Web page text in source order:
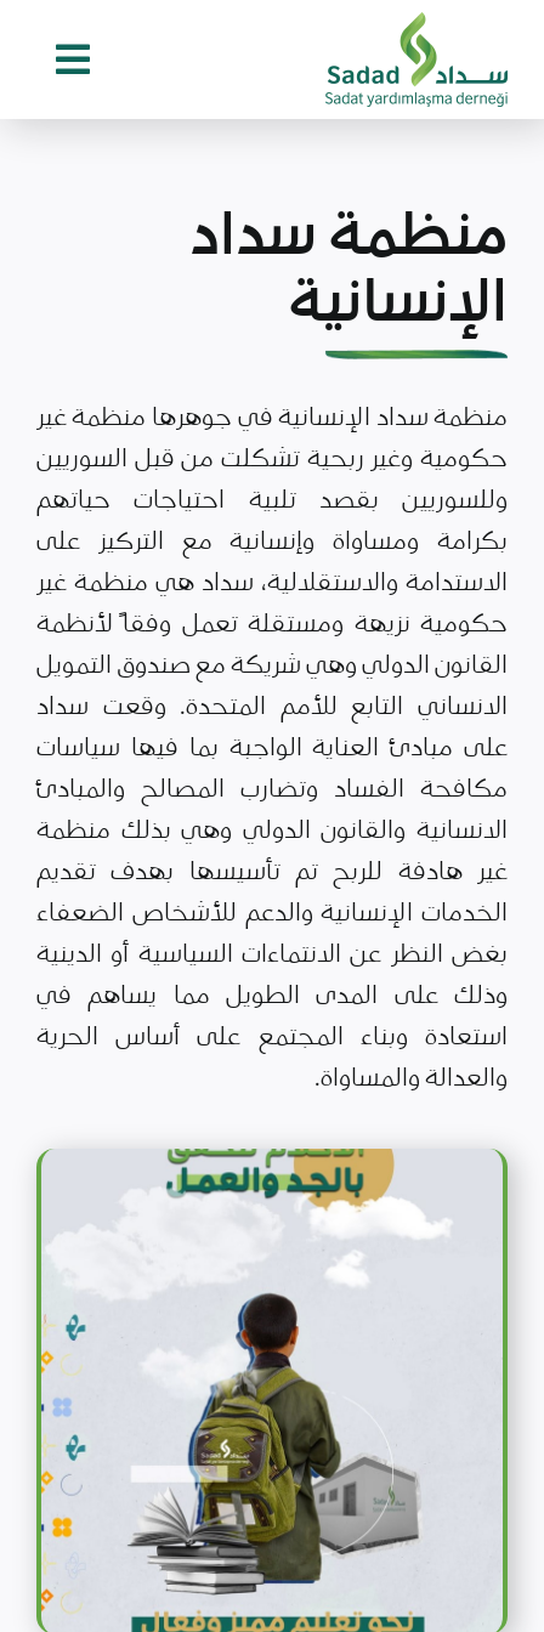
content
منظمة سداد
الإنسانية
منظمة سداد الإنسانية في جوهرها منظمة غير
حكومية وغير ربحية تشكلت من قبل السوريين
وللسوريين بقصد تلبية احتياجات حياتهم
بكرامة ومساواة وإنسانية مع التركيز على
الاستدامة والاستقلالية، سداد هي منظمة غير
حكومية نزيهة ومستقلة تعمل وفقاً لأنظمة
القانون الدولي وهي شريكة مع صندوق التمويل
الانساني التابع للأمم المتحدة. وقعت سداد
على مبادئ العناية الواجبة بما فيها سياسات
مكافحة الفساد وتضارب المصالح والمبادئ
الانسانية والقانون الدولي وهي بذلك منظمة
غير هادفة للربح تم تأسيسها بهدف تقديم
الخدمات الإنسانية والدعم للأشخاص الضعفاء
بغض النظر عن الانتماءات السياسية أو الدينية
وذلك على المدى الطويل مما يساهم في
استعادة وبناء المجتمع على أساس الحرية
والعدالة والمساواة.